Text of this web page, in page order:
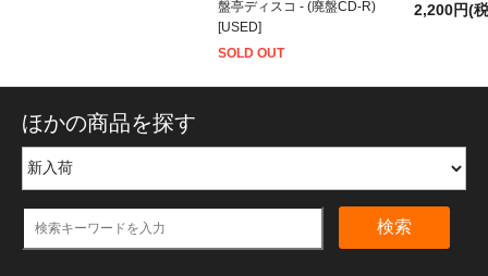
盤亭ディスコ - (廃盤CD-R)
[USED]
SOLD OUT
2,200円(
ほかの商品を探す
検索